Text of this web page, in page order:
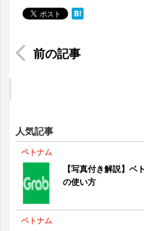
【女性視点でみる！】ベ
マレーシア｜6つのおす
人気記事
ベトナム
【写真付き解説】
の使い方
ベトナム